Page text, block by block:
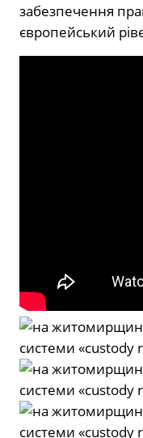
забезпечення
європейський